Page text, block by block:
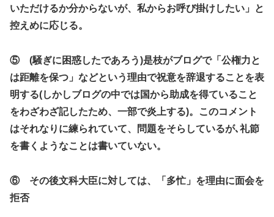
いただけるか分からないが、私からお呼び掛けしたい」と
控えめに応じる。
⑤ (騒ぎに困惑したであろう)是枝がブログで「公権力と
は距離を保つ」などという理由で祝意を辞退することを表
明する(しかしブログの中では国から助成を得ていること
をわざわざ記したため、一部で炎上する)。このコメント
はそれなりに練られていて、問題をそらしているが､礼節
を書くようなことは書いていない。
⑥ その後文科大臣に対しては、「多忙」を理由に面会を
拒否